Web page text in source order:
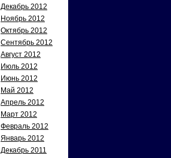
Декабрь 2012
Ноябрь 2012
Октябрь 2012
Сентябрь 2012
Август 2012
Июль 2012
Июнь 2012
Май 2012
Апрель 2012
Март 2012
Февраль 2012
Январь 2012
Декабрь 2011